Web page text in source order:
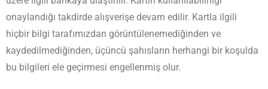
onaylandığı takdirde alışverişe devam edilir. Kartla ilgili
hiçbir bilgi tarafımızdan görüntülenemediğinden ve
kaydedilmediğinden, üçüncü şahısların herhangi bir koşulda
bu bilgileri ele geçirmesi engellenmiş olur.